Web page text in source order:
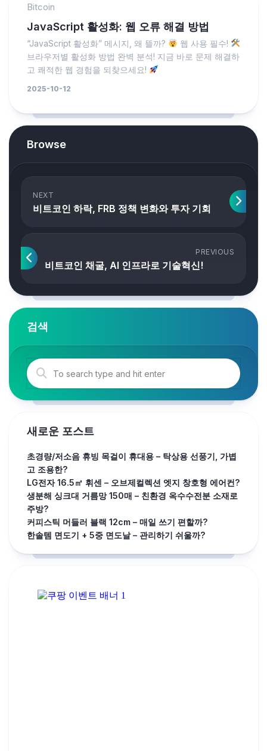
Bitcoin
JavaScript 활성화: 웹 오류 해결 방법
“JavaScript 활성화” 메시지, 왜 뜰까?
웹 사용 필수!
브라우저별 활성화 방법 완벽 분석! 지금 바로 문제 해결하
고 쾌적한 웹 경험을 되찾으세요!
2025-10-12
Browse
NEXT
비트코인 하락, FRB 정책 변화와 투자 기회
PREVIOUS
비트코인 채굴, AI 인프라로 기술혁신!
검색
새로운 포스트
초경량/저소음 휴빙 목걸이 휴대용 – 탁상용 선풍기, 가볍
고 조용한?
LG전자 16.5㎡ 휘센 – 오브제컬렉션 엣지 창호형 에어컨?
생분해 싱크대 거름망 150매 – 친환경 옥수수전분 소재로
주방?
커피스틱 머들러 블랙 12cm – 매일 쓰기 편할까?
한솔템 면도기 + 5중 면도날 – 관리하기 쉬울까?